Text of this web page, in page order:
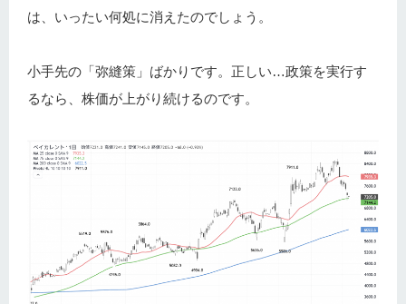
は、いったい何処に消えたのでしょう。
小手先の「弥縫策」ばかりです。正しい…政策を実行す
るなら、株価が上がり続けるのです。